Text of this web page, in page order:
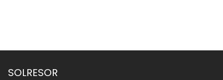
SOLRESOR